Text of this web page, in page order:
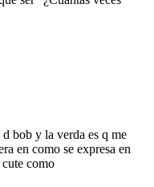
bob y la verda es q me
en como se expresa en
como